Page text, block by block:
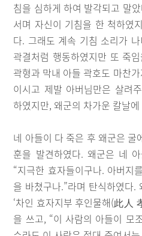
침을 심하게 하여 발각되고 말
서며 자신이 기침을 한 척하였
다. 그래도 계속 기침 소리가
곽결처럼 행동하였지만 또 죽
곽형과 막내 아들 곽호도 마찬
이시고 제발 아버님만은 살려
하였지만, 왜군의 차가운 칼날
네 아들이 다 죽은 후 왜군은 굴
훈을 발견하였다. 왜군은 네
“지극한 효자들이구나. 아버지
을 바쳤구나.”라며 탄식하였다.
‘차인 효자지부 후인물해(此人
을 쓰고, “이 사람의 아들이 모